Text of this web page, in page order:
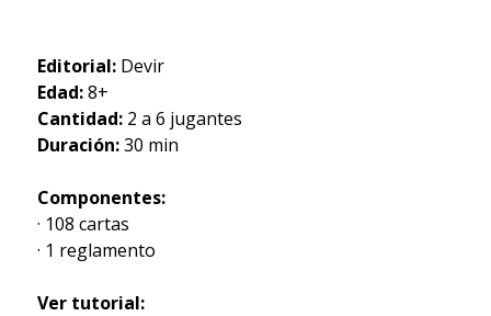
Editorial: Devir
Edad:8+
Cantidad: 2 a 6 jugantes
Duración:30 min
Componentes:
· 108 cartas
· 1 reglamento
Ver tutorial: